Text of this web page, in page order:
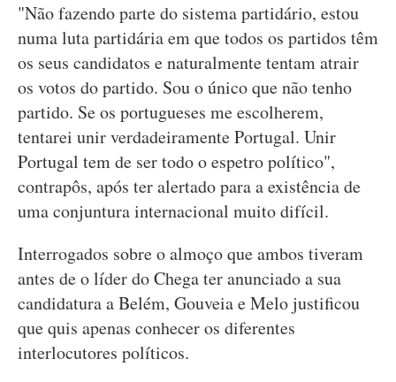
"Não fazendo parte do sistema partidário, estou
numa luta partidária em que todos os partidos têm
os seus candidatos e naturalmente tentam atrair
os votos do partido. Sou o único que não tenho
partido. Se os portugueses me escolherem,
tentarei unir verdadeiramente Portugal. Unir
Portugal tem de ser todo o espetro político",
contrapôs, após ter alertado para a existência de
uma conjuntura internacional muito difícil.
Interrogados sobre o almoço que ambos tiveram
antes de o líder do Chega ter anunciado a sua
candidatura a Belém, Gouveia e Melo justificou
que quis apenas conhecer os diferentes
interlocutores políticos.